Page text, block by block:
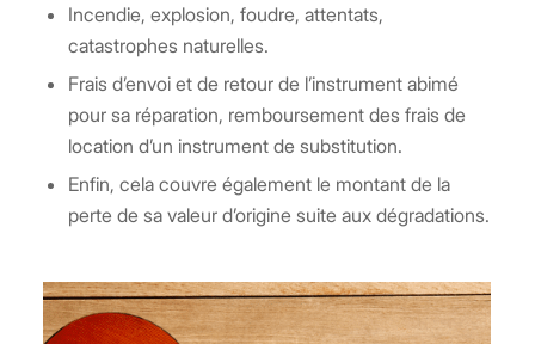
Incendie, explosion, foudre, attentats,
catastrophes naturelles.
Frais d’envoi et de retour de l’instrument abimé
pour sa réparation, remboursement des frais de
location d’un instrument de substitution.
Enfin, cela couvre également le montant de la
perte de sa valeur d’origine suite aux dégradations.